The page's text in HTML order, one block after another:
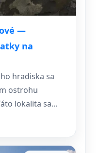
—
na
hradiska sa
ostrohu
lokalita sa...